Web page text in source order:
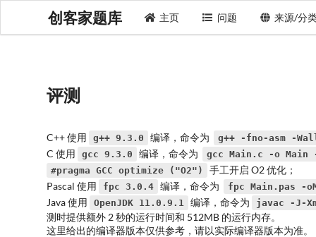
创客家题库 主页 问题 来源/分
评测
C++ 使用 g++ 9.3.0 编译，命令为 g++ -fno-asm -
C 使用 gcc 9.3.0 编译，命令为
gcc Main.c -o Main
#pragma GCC optimize ("O2")
手工开启 O2 优化；
Pascal 使用
fpc 3.0.4 编译，命令为 fpc Main.pas -
Java 使用 OpenJDK 11.0.9.1 编译，命令为 javac -J-
测时提供额外 2 秒的运行时间和 512MB 的运行内存。
这里给出的编译器版本仅供参考，请以实际编译器版本为准。